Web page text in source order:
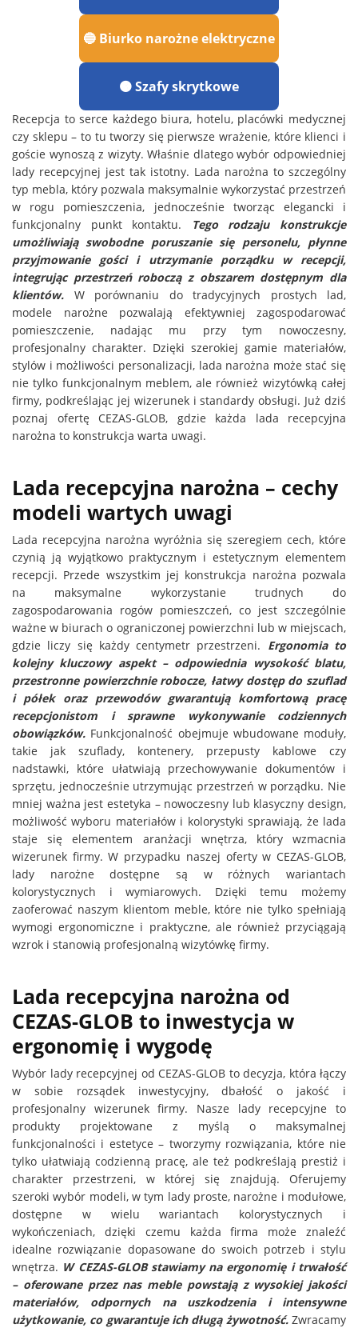
🔵 Biurko narożne elektryczne
🟠 Szafy skrytkowe
Recepcja to serce każdego biura, hotelu, placówki medycznej
czy sklepu – to tu tworzy się pierwsze wrażenie, które klienci i
goście wynoszą z wizyty. Właśnie dlatego wybór odpowiedniej
lady recepcyjnej jest tak istotny. Lada narożna to szczególny
typ mebla, który pozwala maksymalnie wykorzystać przestrzeń
w rogu pomieszczenia, jednocześnie tworząc elegancki i
funkcjonalny punkt kontaktu.
Tego rodzaju konstrukcje
umożliwiają swobodne poruszanie się personelu, płynne
przyjmowanie gości i utrzymanie porządku w recepcji,
integrując przestrzeń roboczą z obszarem dostępnym dla
klientów.
W porównaniu do tradycyjnych prostych lad,
modele narożne pozwalają efektywniej zagospodarować
pomieszczenie, nadając mu przy tym nowoczesny,
profesjonalny charakter. Dzięki szerokiej gamie materiałów,
stylów i możliwości personalizacji, lada narożna może stać się
nie tylko funkcjonalnym meblem, ale również wizytówką całej
firmy, podkreślając jej wizerunek i standardy obsługi. Już dziś
poznaj ofertę CEZAS-GLOB, gdzie każda lada recepcyjna
narożna to konstrukcja warta uwagi.
Lada recepcyjna narożna – cechy
modeli wartych uwagi
Lada recepcyjna narożna wyróżnia się szeregiem cech, które
czynią ją wyjątkowo praktycznym i estetycznym elementem
recepcji. Przede wszystkim jej konstrukcja narożna pozwala
na maksymalne wykorzystanie trudnych do
zagospodarowania rogów pomieszczeń, co jest szczególnie
ważne w biurach o ograniczonej powierzchni lub w miejscach,
gdzie liczy się każdy centymetr przestrzeni. Ergonomia to
kolejny kluczowy aspekt – odpowiednia wysokość blatu,
przestronne powierzchnie robocze, łatwy dostęp do szuflad
i półek oraz przewodów gwarantują komfortową pracę
recepcjonistom i sprawne wykonywanie codziennych
obowiązków. Funkcjonalność obejmuje wbudowane moduły,
takie jak szuflady, kontenery, przepusty kablowe czy
nadstawki, które ułatwiają przechowywanie dokumentów i
sprzętu, jednocześnie utrzymując przestrzeń w porządku. Nie
mniej ważna jest estetyka – nowoczesny lub klasyczny design,
możliwość wyboru materiałów i kolorystyki sprawiają, że lada
staje się elementem aranżacji wnętrza, który wzmacnia
wizerunek firmy. W przypadku naszej oferty w CEZAS-GLOB,
lady narożne dostępne są w różnych wariantach
kolorystycznych i wymiarowych. Dzięki temu możemy
zaoferować naszym klientom meble, które nie tylko spełniają
wymogi ergonomiczne i praktyczne, ale również przyciągają
wzrok i stanowią profesjonalną wizytówkę firmy.
Lada recepcyjna narożna od
CEZAS-GLOB to inwestycja w
ergonomię i wygodę
Wybór lady recepcyjnej od CEZAS-GLOB to decyzja, która łączy
w sobie rozsądek inwestycyjny, dbałość o jakość i
profesjonalny wizerunek firmy. Nasze lady recepcyjne to
produkty projektowane z myślą o maksymalnej
funkcjonalności i estetyce – tworzymy rozwiązania, które nie
tylko ułatwiają codzienną pracę, ale też podkreślają prestiż i
charakter przestrzeni, w której się znajdują. Oferujemy
szeroki wybór modeli, w tym lady proste, narożne i modułowe,
dostępne w wielu wariantach kolorystycznych i
wykończeniach, dzięki czemu każda firma może znaleźć
idealne rozwiązanie dopasowane do swoich potrzeb i stylu
wnętrza. W CEZAS-GLOB stawiamy na ergonomię i trwałość
– oferowane przez nas meble powstają z wysokiej jakości
materiałów, odpornych na uszkodzenia i intensywne
użytkowanie, co gwarantuje ich długą żywotność.Zwracamy